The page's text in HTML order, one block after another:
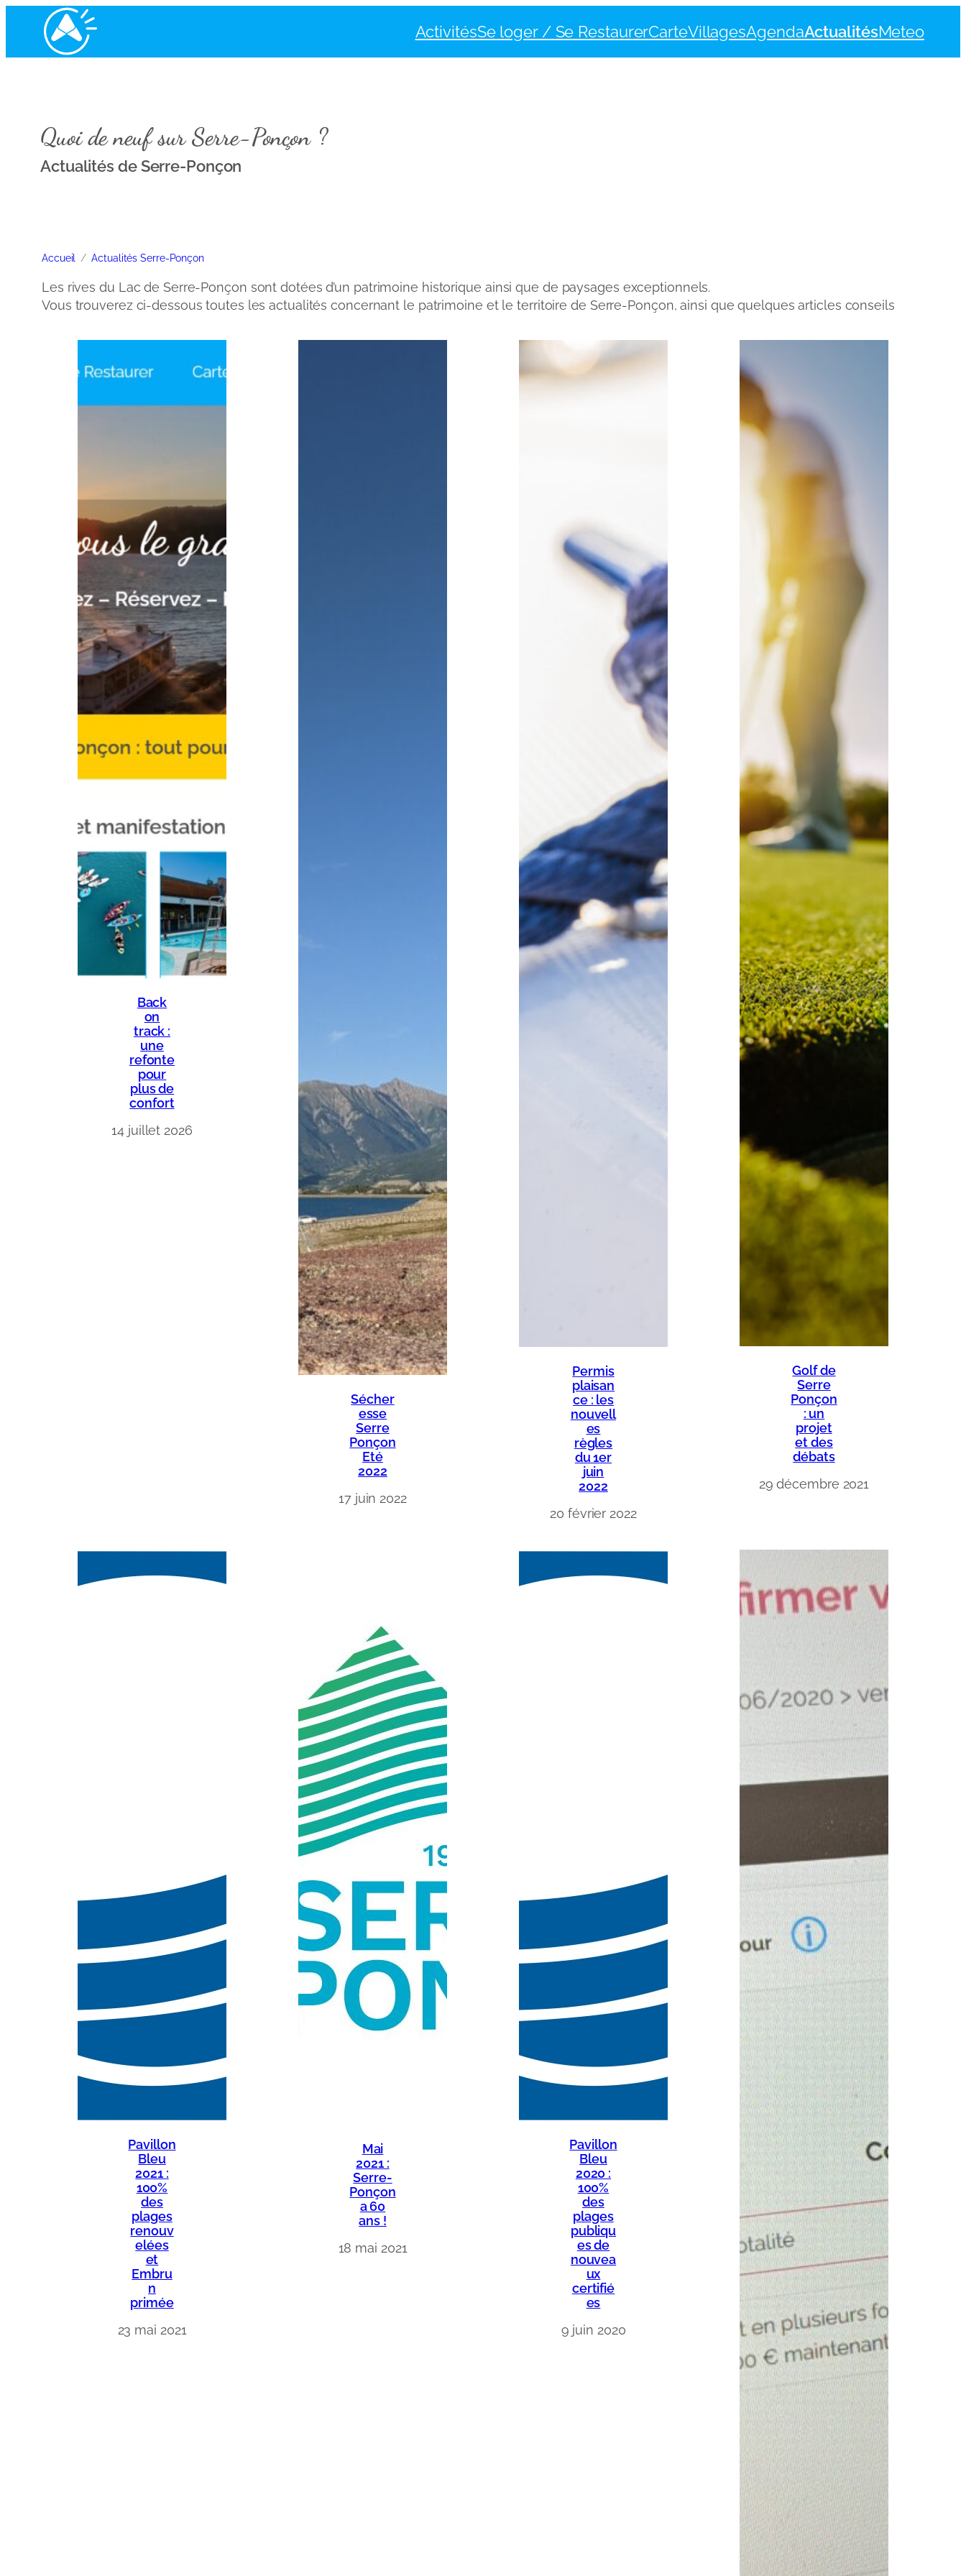
ActivitésSe loger / Se RestaurerCarteVillagesAgendaActualitésMeteo
Quoi de neuf sur Serre-Ponçon ?
Actualités de Serre-Ponçon
Accueil Actualités Serre-Ponçon
Les rives du Lac de Serre-Ponçon sont dotées d’un patrimoine historique ainsi que de paysages exceptionnels.
Vous trouverez ci-dessous toutes les actualités concernant le patrimoine et le territoire de Serre-Ponçon, ainsi que quelques articles conseils
Back
on
track :
une
refonte
pour
plus de
confort
14 juillet 2026
Sécher
esse
Serre
Ponçon
Eté
2022
17 juin 2022
Permis
plaisan
ce : les
nouvell
es
règles
du 1er
juin
2022
20 février 2022
Golf de
Serre
Ponçon
: un
projet
et des
débats
29 décembre 2021
Pavillon
Bleu
2021 :
100%
des
plages
renouv
elées
et
Embru
n
primée
23 mai 2021
Mai
2021 :
Serre-
Ponçon
a 60
ans !
18 mai 2021
Pavillon
Bleu
2020 :
100%
des
plages
publiqu
es de
nouvea
ux
certifié
es
9 juin 2020